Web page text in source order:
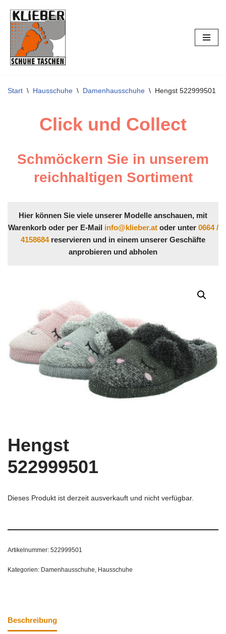
Zum
Inhalt
springen
Start \ Hausschuhe \ Damenhausschuhe \ Hengst 522999501
Click und Collect
Schmöckern Sie in unserem
reichhaltigen Sortiment
Hier können Sie viele unserer Modelle anschauen, mit
Warenkorb oder per E-Mail info@klieber.atoder unter 0664 /
4158684reservieren und in einem unserer Geschäfte
anprobieren und abholen
Hengst
522999501
Dieses Produkt ist derzeit ausverkauft und nicht verfügbar.
Artikelnummer: 522999501
Kategorien: Damenhausschuhe, Hausschuhe
Beschreibung